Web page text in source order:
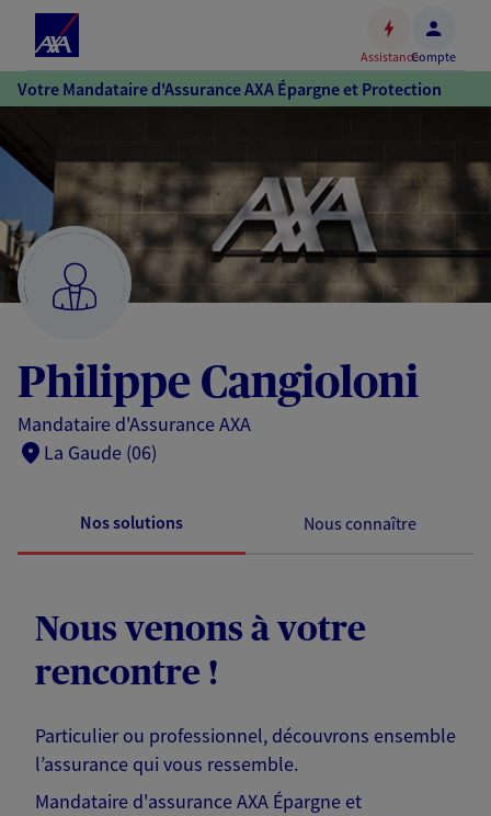
Accéder
au
Accéder
au
pied
de
page
AssistanceCompte
Votre Mandataire d'Assurance AXA Épargne et Protection
Philippe Cangioloni
Mandataire d'Assurance AXA
La Gaude (06)
Nos solutions Nous connaître
Nous venons à votre
rencontre !
Particulier ou professionnel, découvrons ensemble
l’assurance qui vous ressemble.
Mandataire d'assurance AXA Épargne et